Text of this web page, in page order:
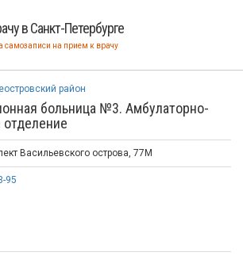
в Санкт-Петербурге
самозаписи на прием к врачу
район
больница №3. Амбулаторно-
отделение
Васильевского острова, 77М
95